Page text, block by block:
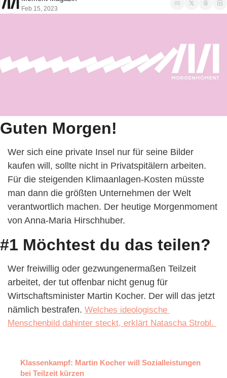
Feb 15, 2023
Guten Morgen!
Wer sich eine private Insel nur für seine Bilder
kaufen will, sollte nicht in Privatspitälern arbeiten.
Für die steigenden Klimaanlagen-Kosten müsste
man dann die größten Unternehmen der Welt
verantwortlich machen. Der heutige Morgenmoment
von Anna-Maria Hirschhuber.
#1 Möchtest du das teilen?
Wer freiwillig oder gezwungenermaßen Teilzeit
arbeitet, der tut offenbar nicht genug für
Wirtschaftsminister Martin Kocher. Der will das jetzt
nämlich bestrafen. Welches ideologische
Menschenbild dahinter steckt, erklärt Natascha Strobl.
Klassenkampf: Martin Kocher will Sozialleistungen
bei Teilzeit kürzen